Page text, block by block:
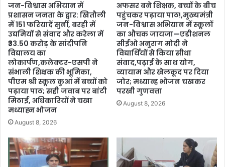
जन-विश्वास अभियान में
प्रशासन जनता के द्वार: खितौली
में 151 फरियादें सुनीं, बरही में
उद्यमियों से संवाद और करेला में
₹33.50 करोड़ के सांदीपनि
विद्यालय का
लोकार्पण,कलेक्टर-एसपी ने
संभाली शिक्षक की भूमिका,
पीएम श्री स्कूल कुआं में बच्चों को
पढ़ाया पाठ; सही जवाब पर बांटी
मिठाई, अधिकारियों ने चखा
मध्याह्न भोजन
August 8, 2026
अफसर बने शिक्षक, बच्चों के बीच
पहुंचकर पढ़ाया पाठ!,मुख्यमंत्री
जन-विश्वास अभियान में स्कूलों
का औचक जायजा—एडीशनल
सीईओ अनुराग मोदी ने
विद्यार्थियों से किया सीधा
संवाद,पढ़ाई के साथ योग,
व्यायाम और खेलकूद पर दिया
जोर; मध्यान्ह भोजन चखकर
परखी गुणवत्ता
August 8, 2026